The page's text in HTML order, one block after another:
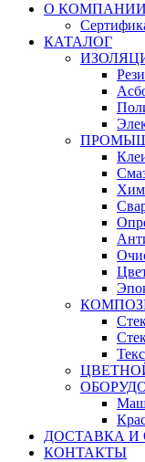
О КОМПАНИИ
КАТАЛОГ
ДОСТАВКА И
КОНТАКТЫ